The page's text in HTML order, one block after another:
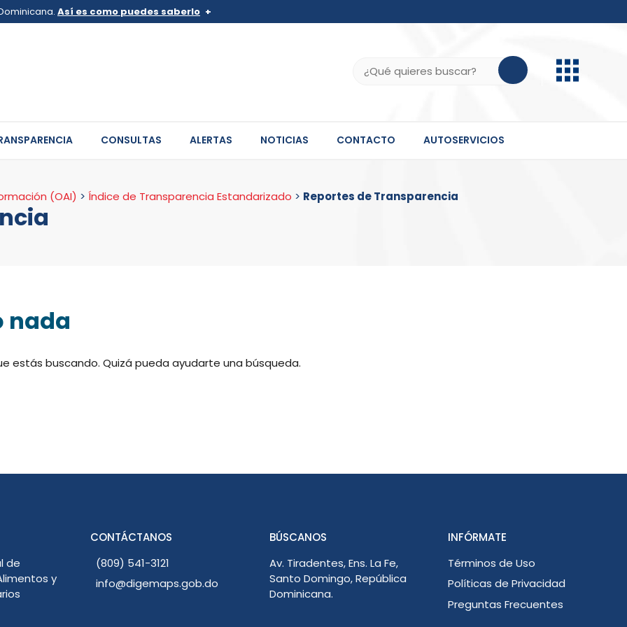
Así es como puedes saberlo
de .gob.do o .gov.do. Comparte información confidencial solo en este tipo de
CONSULTAS ALERTAS NOTICIAS CONTACTO AUTOSERVICIOS
(OAI) > Índice de Transparencia Estandarizado > Reportes de Transparencia
nada
estás buscando. Quizá pueda ayudarte una búsqueda.
de
y
CONTÁCTANOS
(809) 541-3121
info@digemaps.gob.do
BÚSCANOS
Av. Tiradentes, Ens. La Fe,
Santo Domingo, República
Dominicana.
INFÓRMATE
Términos de Uso
Políticas de Privacidad
Preguntas Frecuentes